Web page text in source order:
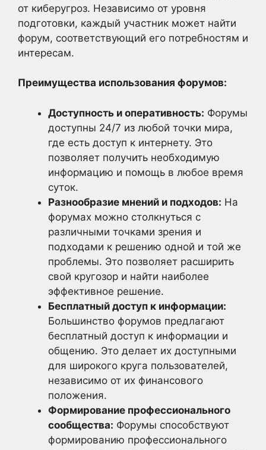
от киберугроз. Независимо от уровня
подготовки, каждый участник может найти
форум, соответствующий его потребностям и
интересам.
Преимущества использования форумов:
Доступность и оперативность: Форумы
доступны 24/7 из любой точки мира,
где есть доступ к интернету. Это
позволяет получить необходимую
информацию и помощь в любое время
суток.
Разнообразие мнений и подходов: На
форумах можно столкнуться с
различными точками зрения и
подходами к решению одной и той же
проблемы. Это позволяет расширить
свой кругозор и найти наиболее
эффективное решение.
Бесплатный доступ к информации:
Большинство форумов предлагают
бесплатный доступ к информации и
общению. Это делает их доступными
для широкого круга пользователей,
независимо от их финансового
положения.
Формирование профессионального
сообщества: Форумы способствуют
формированию профессионального